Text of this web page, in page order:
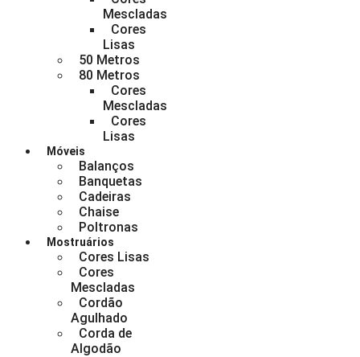
Mescladas
Cores
Lisas
50 Metros
80 Metros
Cores
Mescladas
Cores
Lisas
Móveis
Balanços
Banquetas
Cadeiras
Chaise
Poltronas
Mostruários
Cores Lisas
Cores
Mescladas
Cordão
Agulhado
Corda de
Algodão